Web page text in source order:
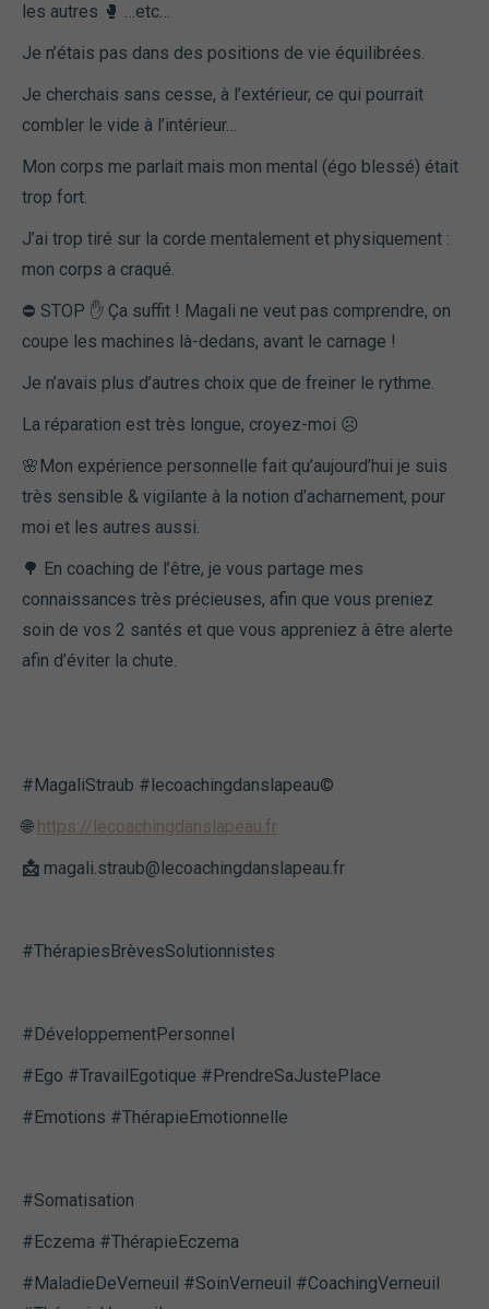
les autres 🥊 …etc…
Je n’étais pas dans des positions de vie équilibrées.
Je cherchais sans cesse, à l’extérieur, ce qui pourrait
combler le vide à l’intérieur…
Mon corps me parlait mais mon mental (égo blessé) était
trop fort.
J’ai trop tiré sur la corde mentalement et physiquement :
mon corps a craqué.
⛔ STOP ✋ Ça suffit ! Magali ne veut pas comprendre, on
coupe les machines là-dedans, avant le carnage !
Je n’avais plus d’autres choix que de freiner le rythme.
La réparation est très longue, croyez-moi ☹
🌸Mon expérience personnelle fait qu’aujourd’hui je suis
très sensible & vigilante à la notion d’acharnement, pour
moi et les autres aussi.
🌳 En coaching de l’être, je vous partage mes
connaissances très précieuses, afin que vous preniez
soin de vos 2 santés et que vous appreniez à être alerte
afin d’éviter la chute.
#MagaliStraub #lecoachingdanslapeau©️
🌐 https://lecoachingdanslapeau.fr
📩 magali.straub@lecoachingdanslapeau.fr
#ThérapiesBrèvesSolutionnistes
#DéveloppementPersonnel
#Ego #TravailEgotique #PrendreSaJustePlace
#Emotions #ThérapieEmotionnelle
#Somatisation
#Eczema #ThérapieEczema
#MaladieDeVerneuil #SoinVerneuil #CoachingVerneuil